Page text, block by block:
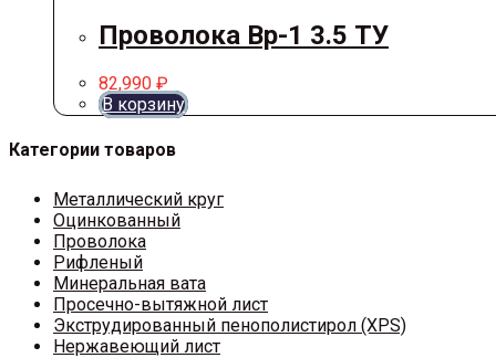
Проволока Вр-1 3.5 ТУ
82,990 ₽
В корзину
Категории товаров
Металлический круг
Оцинкованный
Проволока
Рифленый
Минеральная вата
Просечно-вытяжной лист
Экструдированный пенополистирол (XPS)
Нержавеющий лист